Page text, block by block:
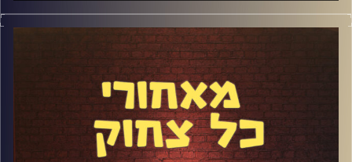
דור כאהן הוא מהאורחים המבוקשים ביותר בפודקאסט. דיברנו
על הכתיבה לטייכר וזרחוביץ', לאסי כהן וגם באופן כללי. על
ביטחון וחוסר ביטחון ועל הסצנה האלטרנטיבית. היה מהנה
קרדיט תמונות: אלדד שטרית